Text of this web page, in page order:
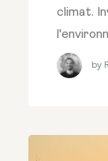
climat.
by